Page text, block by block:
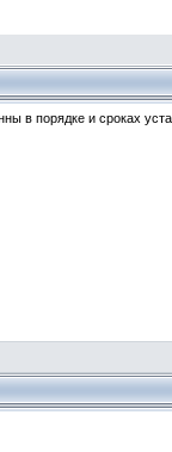
в порядке и сроках